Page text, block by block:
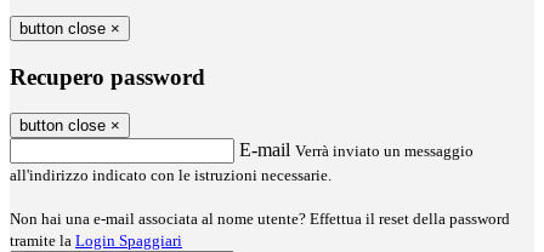
button close ×
Recupero password
button close ×
E-mail Verrà inviato un messaggio
all'indirizzo indicato con le istruzioni necessarie.
Non hai una e-mail associata al nome utente? Effettua il reset della password
tramite la Login Spaggiari